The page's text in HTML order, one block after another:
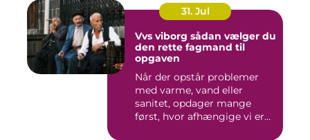
31. Jul
Vvs viborg sådan vælger du
den rette fagmand til
opgaven
Når der opstår problemer
med varme, vand eller
sanitet, opdager mange
først, hvor afhængige vi er